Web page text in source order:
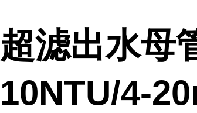
超滤出水母
10NTU/4-